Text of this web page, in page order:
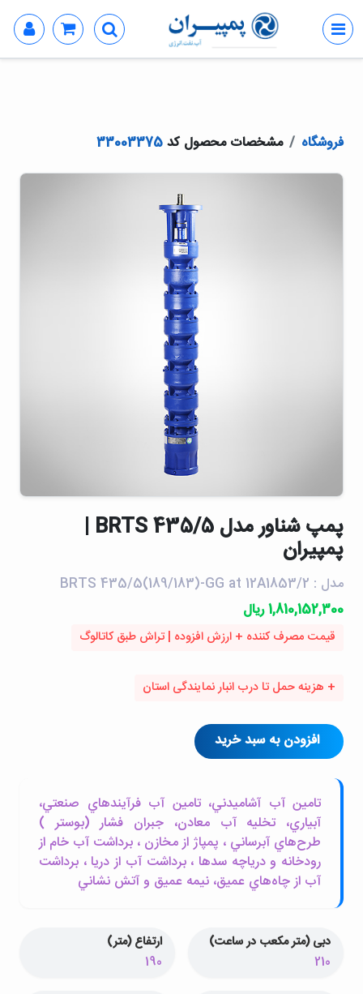
فروشگاه مشخصات محصول کد33003375
پمپ شناور مدل BRTS 435/5 |
پمپیران
مدل : BRTS 435/5(189/183)-GG at 12A1853/2
1,810,152,300 ریال
قیمت مصرف کننده + ارزش افزوده | تراش طبق کاتالوگ
+ هزینه حمل تا درب انبار نمایندگی استان
افزودن به سبد خرید
تامين آب آشاميدني، تامين آب فرآيندهاي صنعتي،
آبياري، تخليه آب معادن، جبران فشار (بوستر )
طرح‌هاي آبرساني ، پمپاژ از مخازن ، برداشت آب خام از
رودخانه و درياچه سدها ، برداشت آب از دريا ، برداشت
آب از چاه‌هاي عميق، نيمه عميق و آتش نشاني
دبی (متر مکعب در ساعت)
210
ارتفاع (متر)
190